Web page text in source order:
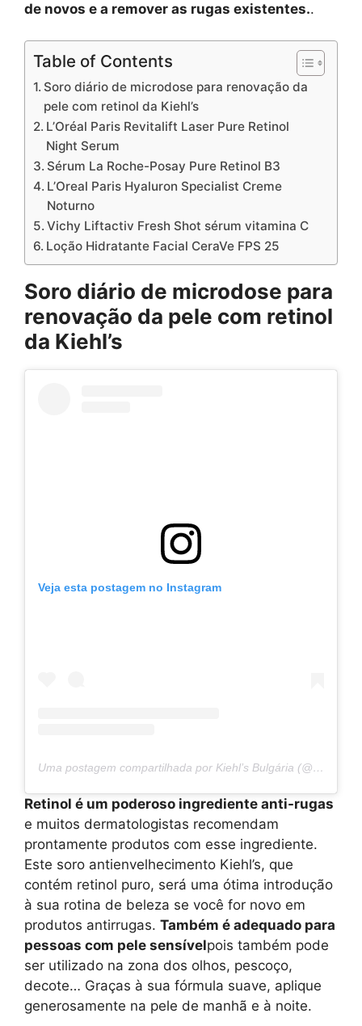
de novos e a remover as rugas existentes..
Table of Contents
Soro diário de microdose para renovação da
pele com retinol da Kiehl’s
L’Oréal Paris Revitalift Laser Pure Retinol
Night Serum
Sérum La Roche-Posay Pure Retinol B3
L’Oreal Paris Hyaluron Specialist Creme
Noturno
Vichy Liftactiv Fresh Shot sérum vitamina C
Loção Hidratante Facial CeraVe FPS 25
Soro diário de microdose para
renovação da pele com retinol
da Kiehl’s
Veja esta postagem no Instagram
Uma postagem compartilhada por Kiehl’s Bulgária (@kiehls.bg)
Retinol é um poderoso ingrediente anti-rugas
e muitos dermatologistas recomendam
prontamente produtos com esse ingrediente.
Este soro antienvelhecimento Kiehl’s, que
contém retinol puro, será uma ótima introdução
à sua rotina de beleza se você for novo em
produtos antirrugas. Também é adequado para
pessoas com pele sensívelpois também pode
ser utilizado na zona dos olhos, pescoço,
decote… Graças à sua fórmula suave, aplique
generosamente na pele de manhã e à noite.